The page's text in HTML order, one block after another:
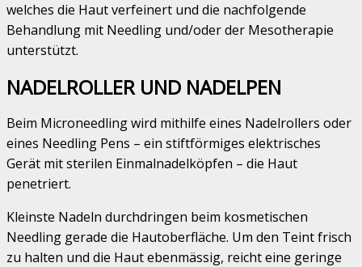
welches die Haut verfeinert und die nachfolgende
Behandlung mit Needling und/oder der Mesotherapie
unterstützt.
NADELROLLER UND NADELPEN
Beim Microneedling wird mithilfe eines Nadelrollers oder
eines Needling Pens – ein stiftförmiges elektrisches
Gerät mit sterilen Einmalnadelköpfen – die Haut
penetriert.
Kleinste Nadeln durchdringen beim kosmetischen
Needling gerade die Hautoberfläche. Um den Teint frisch
zu halten und die Haut ebenmässig, reicht eine geringe